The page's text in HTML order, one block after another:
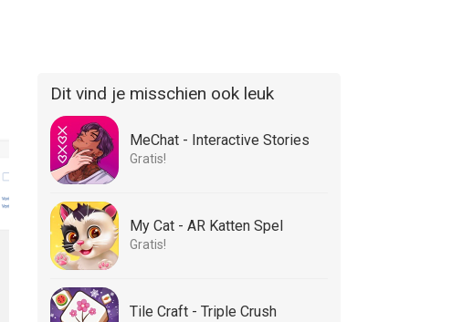
Dit vind je misschien ook leuk
MeChat - Interactive Stories
Gratis!
My Cat - AR Katten Spel
Gratis!
Tile Craft - Triple Crush